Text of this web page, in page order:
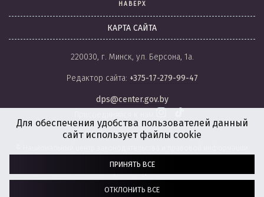
НАВЕРХ
КАРТА САЙТА
220030, г. Минск, ул. Берсона, 1а.
Редактор сайта: +375-17-279-99-47
dps@center.gov.by
Республики Беларусь, 2008-2026.
Для обеспечения удобства пользователей данный
сайт использует файлы cookie
ПРИНЯТЬ ВСЕ
ОТКЛОНИТЬ ВСЕ